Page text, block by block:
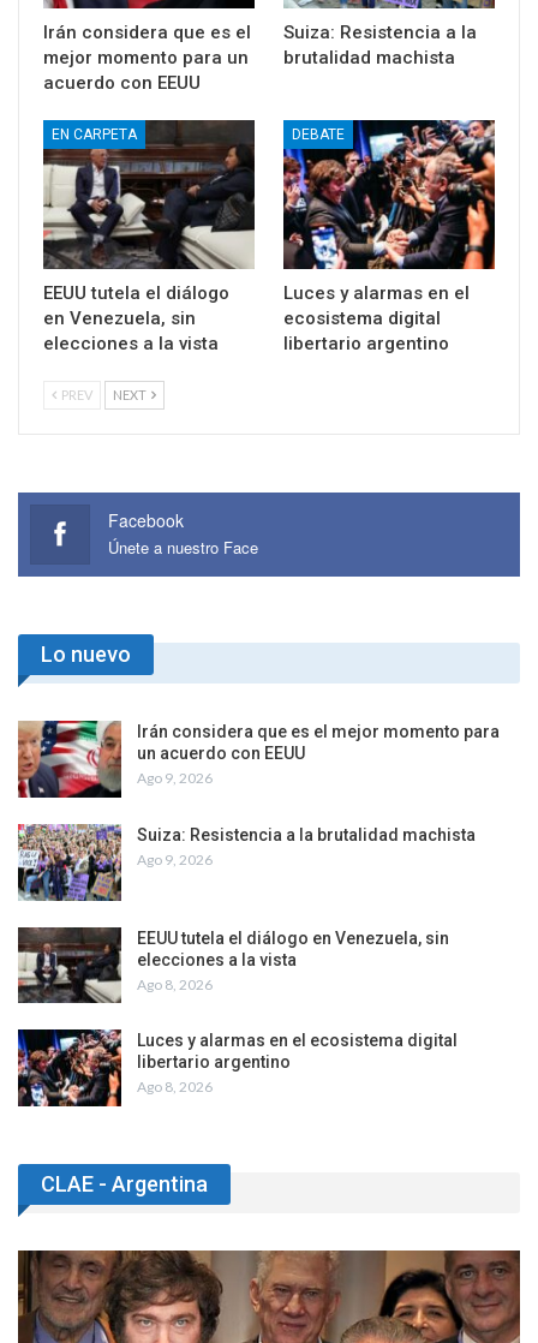
Irán considera que es el
mejor momento para un
acuerdo con EEUU
Suiza: Resistencia a la
brutalidad machista
EN CARPETA
EEUU tutela el diálogo
en Venezuela, sin
elecciones a la vista
DEBATE
Luces y alarmas en el
ecosistema digital
libertario argentino
PREV NEXT
Facebook
Únete a nuestro Face
Lo nuevo
Irán considera que es el mejor momento para
un acuerdo con EEUU
Ago 9, 2026
Suiza: Resistencia a la brutalidad machista
Ago 9, 2026
EEUU tutela el diálogo en Venezuela, sin
elecciones a la vista
Ago 8, 2026
Luces y alarmas en el ecosistema digital
libertario argentino
Ago 8, 2026
CLAE - Argentina